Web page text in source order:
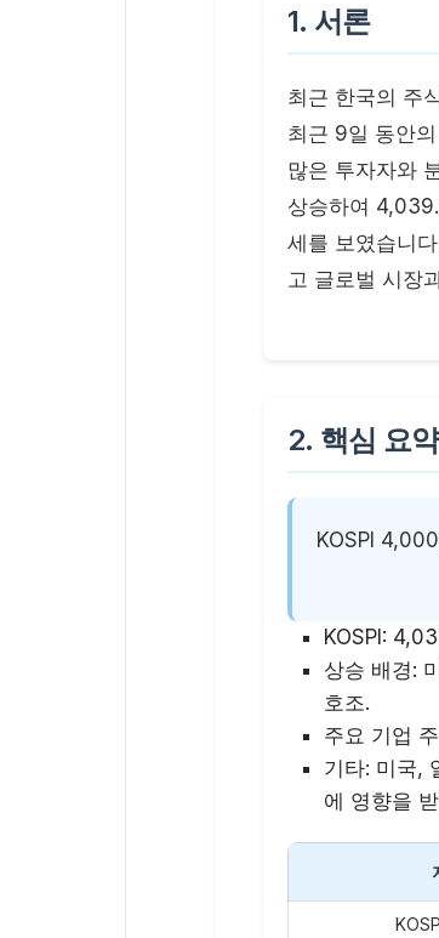
1. 서론
최근 한국의 주
최근 9일 동안
많은 투자자와
상승하여
세를 보였습니
고 글로벌 시장
2. 핵심 요약
KOSPI
KOSPI :
상승 배경:
호조.
주요 기업
기타: 미국,
에 영향을